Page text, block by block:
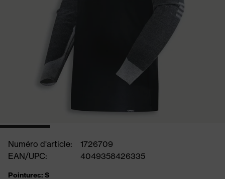
Numéro d'article:
1726709
EAN/UPC:
4049358426335
Pointures: S